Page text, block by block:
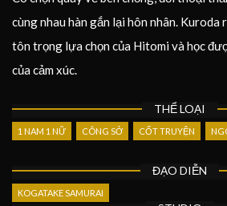
cùng nhau hàn gắn lại hôn nhân.
tôn trọng lựa chọn của Hitomi và học
của cảm xúc.
THỂ LOẠI
1 NAM 1 NỮ CÔNG SỞ CỐT TRUYỆN
ĐẠO DIỄN
KOGATAKE SAMURAI